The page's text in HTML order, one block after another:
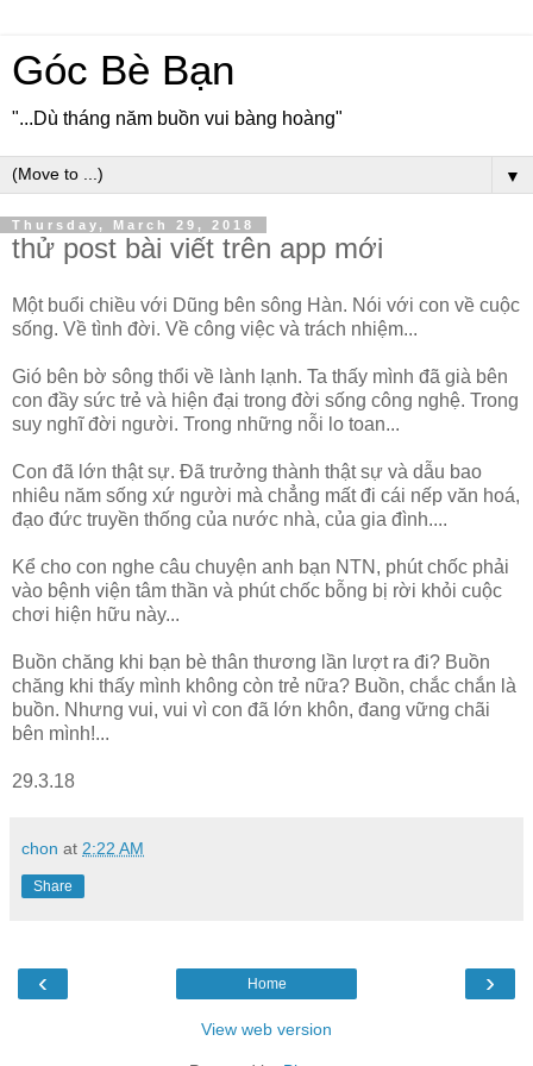
Góc Bè Bạn
"...Dù tháng năm buồn vui bàng hoàng"
▼
Thursday, March 29, 2018
thử post bài viết trên app mới
Một buổi chiều với Dũng bên sông Hàn. Nói với con về cuộc
sống. Về tình đời. Về công việc và trách nhiệm...
Gió bên bờ sông thổi về lành lạnh. Ta thấy mình đã già bên
con đầy sức trẻ và hiện đại trong đời sống công nghệ. Trong
suy nghĩ đời người. Trong những nỗi lo toan...
Con đã lớn thật sự. Đã trưởng thành thật sự và dẫu bao
nhiêu năm sống xứ người mà chẳng mất đi cái nếp văn hoá,
đạo đức truyền thống của nước nhà, của gia đình....
Kể cho con nghe câu chuyện anh bạn NTN, phút chốc phải
vào bệnh viện tâm thần và phút chốc bỗng bị rời khỏi cuộc
chơi hiện hữu này...
Buồn chăng khi bạn bè thân thương lần lượt ra đi? Buồn
chăng khi thấy mình không còn trẻ nữa? Buồn, chắc chắn là
buồn. Nhưng vui, vui vì con đã lớn khôn, đang vững chãi
bên mình!...
29.3.18
chon at 2:22 AM
Share
‹ ›
Home
View web version